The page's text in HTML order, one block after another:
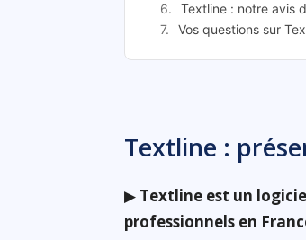
Textline : notre avis
Vos questions sur
Textline :
▶ Textline est un
professionnels en